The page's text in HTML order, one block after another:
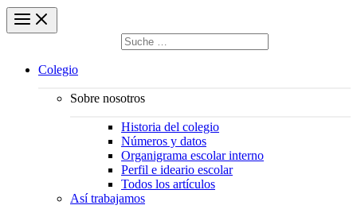
Buscar
por:
Colegio
Sobre nosotros
Historia del colegio
Números y datos
Organigrama escolar interno
Perfil e ideario escolar
Todos los artículos
Así trabajamos